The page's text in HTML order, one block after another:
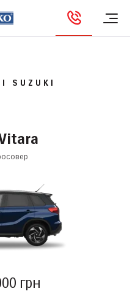
SUZUKI
грн